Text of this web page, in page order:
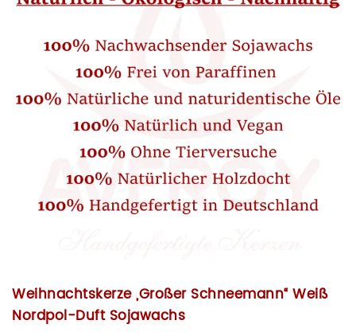
Weihnachtskerze „Großer Schneemann“ Weiß
Nordpol-Duft Sojawachs